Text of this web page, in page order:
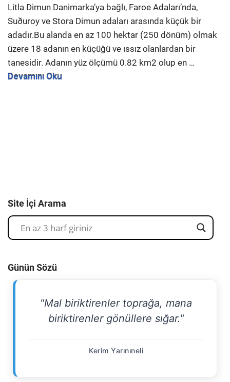
Litla Dimun Danimarka’ya bağlı, Faroe Adaları’nda,
Suðuroy ve Stora Dimun adaları arasında küçük bir
adadır.Bu alanda en az 100 hektar (250 dönüm) olmak
üzere 18 adanın en küçüğü ve ıssız olanlardan bir
tanesidir. Adanın yüz ölçümü 0.82 km2 olup en …
Devamını Oku
Site İçi Arama
Günün Sözü
"Mal biriktirenler toprağa, mana
biriktirenler gönüllere sığar."
Kerim Yarınıneli